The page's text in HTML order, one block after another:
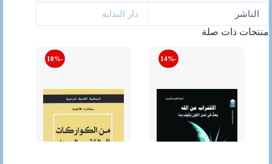
الناشر دار البداية
منتجات ذات صلة
-14%
-10%